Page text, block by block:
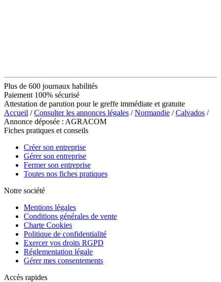
Plus de 600 journaux habilités
Paiement 100% sécurisé
Attestation de parution pour le greffe immédiate et gratuite
Accueil /Consulter les annonces légales /Normandie /Calvados /
Annonce déposée : AGRACOM
Fiches pratiques et conseils
Créer son entreprise
Gérer son entreprise
Fermer son entreprise
Toutes nos fiches pratiques
Notre société
Mentions légales
Conditions générales de vente
Charte Cookies
Politique de confidentialité
Exercer vos droits RGPD
Réglementation légale
Gérer mes consentements
Accès rapides